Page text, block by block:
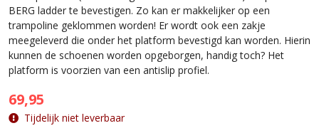
BERG ladder te bevestigen. Zo kan er makkelijker op een
trampoline geklommen worden! Er wordt ook een zakje
meegeleverd die onder het platform bevestigd kan worden. Hierin
kunnen de schoenen worden opgeborgen, handig toch? Het
platform is voorzien van een antislip profiel.
69,95
Tijdelijk niet leverbaar